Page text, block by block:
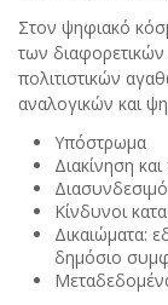
Στον ψηφιακό
των
πολιτιστικών
αναλογικών και
Υπόστρωμα
Διακίνηση
Κίνδυνοι
Δικαιώματα:
δημόσιο